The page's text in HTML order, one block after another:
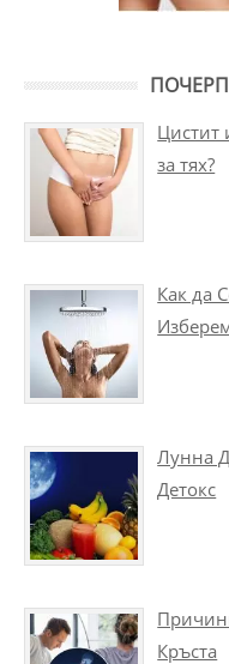
Цистит
за тях?
Как да
Лунна
Детокс
Кръста